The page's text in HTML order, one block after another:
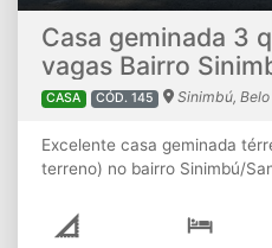
Casa geminada 3
vagas Bairro
CASA CÓD. 145 Sinimbú,
Excelente casa geminada
terreno) no bairro Sinimbú/
armários planejados e um
social completo, equipado